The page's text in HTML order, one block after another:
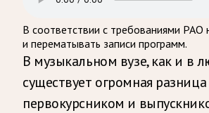
В соответствии с требованиями РАО
и перематывать записи программ.
В музыкальном вузе, как и в
существует огромная
первокурсником и